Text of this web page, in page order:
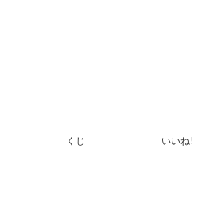
くじ いいね!